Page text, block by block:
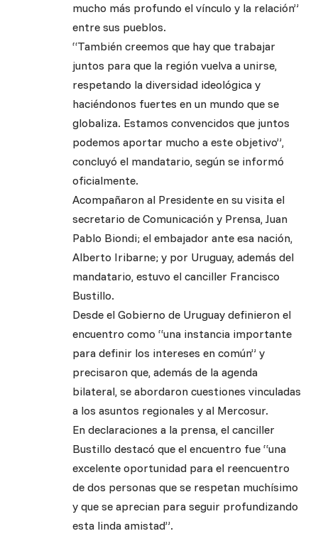
mucho más profundo el vínculo y la relación”
entre sus pueblos.
“También creemos que hay que trabajar
juntos para que la región vuelva a unirse,
respetando la diversidad ideológica y
haciéndonos fuertes en un mundo que se
globaliza. Estamos convencidos que juntos
podemos aportar mucho a este objetivo”,
concluyó el mandatario, según se informó
oficialmente.
Acompañaron al Presidente en su visita el
secretario de Comunicación y Prensa, Juan
Pablo Biondi; el embajador ante esa nación,
Alberto Iribarne; y por Uruguay, además del
mandatario, estuvo el canciller Francisco
Bustillo.
Desde el Gobierno de Uruguay definieron el
encuentro como “una instancia importante
para definir los intereses en común” y
precisaron que, además de la agenda
bilateral, se abordaron cuestiones vinculadas
a los asuntos regionales y al Mercosur.
En declaraciones a la prensa, el canciller
Bustillo destacó que el encuentro fue “una
excelente oportunidad para el reencuentro
de dos personas que se respetan muchísimo
y que se aprecian para seguir profundizando
esta linda amistad”.